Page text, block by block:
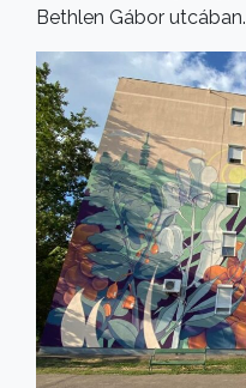
Bethlen Gábor utcában.